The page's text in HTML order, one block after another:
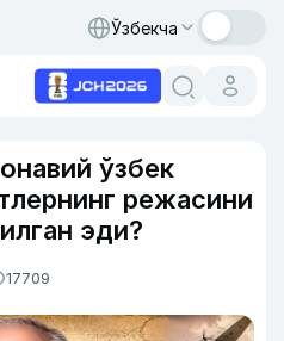
Ўзбекча
ўзбек
режасини
эди?
17709